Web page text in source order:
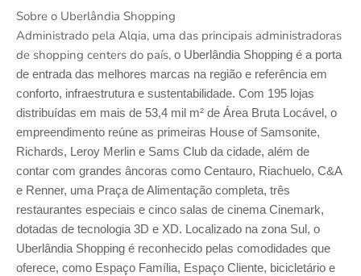
Sobre o Uberlândia Shopping
Administrado pela Alqia, uma das principais administradoras
de shopping centers do país, o Uberlândia Shopping é a porta
de entrada das melhores marcas na região e referência em
conforto, infraestrutura e sustentabilidade. Com 195 lojas
distribuídas em mais de 53,4 mil m² de Área Bruta Locável, o
empreendimento reúne as primeiras House of Samsonite,
Richards, Leroy Merlin e Sams Club da cidade, além de
contar com grandes âncoras como Centauro, Riachuelo, C&A
e Renner, uma Praça de Alimentação completa, três
restaurantes especiais e cinco salas de cinema Cinemark,
dotadas de tecnologia 3D e XD. Localizado na zona Sul, o
Uberlândia Shopping é reconhecido pelas comodidades que
oferece, como Espaço Família, Espaço Cliente, bicicletário e